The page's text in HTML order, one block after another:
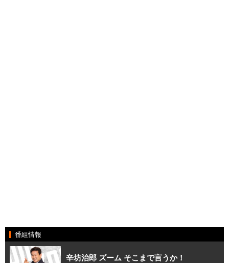
番組情報
辛坊治郎 ズーム そこまで言うか！